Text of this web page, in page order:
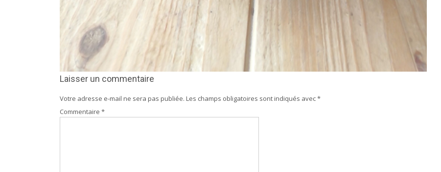
Laisser un commentaire
Votre adresse e-mail ne sera pas publiée. Les champs obligatoires sont indiqués avec*
Commentaire *